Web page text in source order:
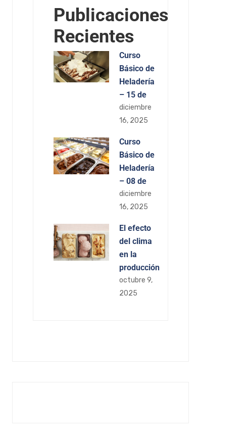
Publicaciones
Recientes
Curso
Básico de
Heladería
– 15 de
diciembre
16, 2025
Curso
Básico de
Heladería
– 08 de
diciembre
16, 2025
El efecto
del clima
en la
producción
octubre 9,
2025